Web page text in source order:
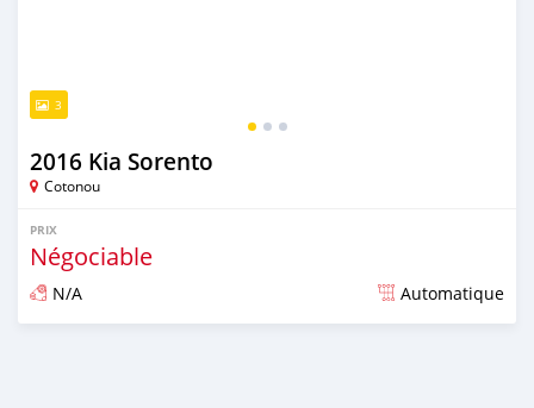
3
2016 Kia Sorento
Cotonou
PRIX
Négociable
N/A Automatique